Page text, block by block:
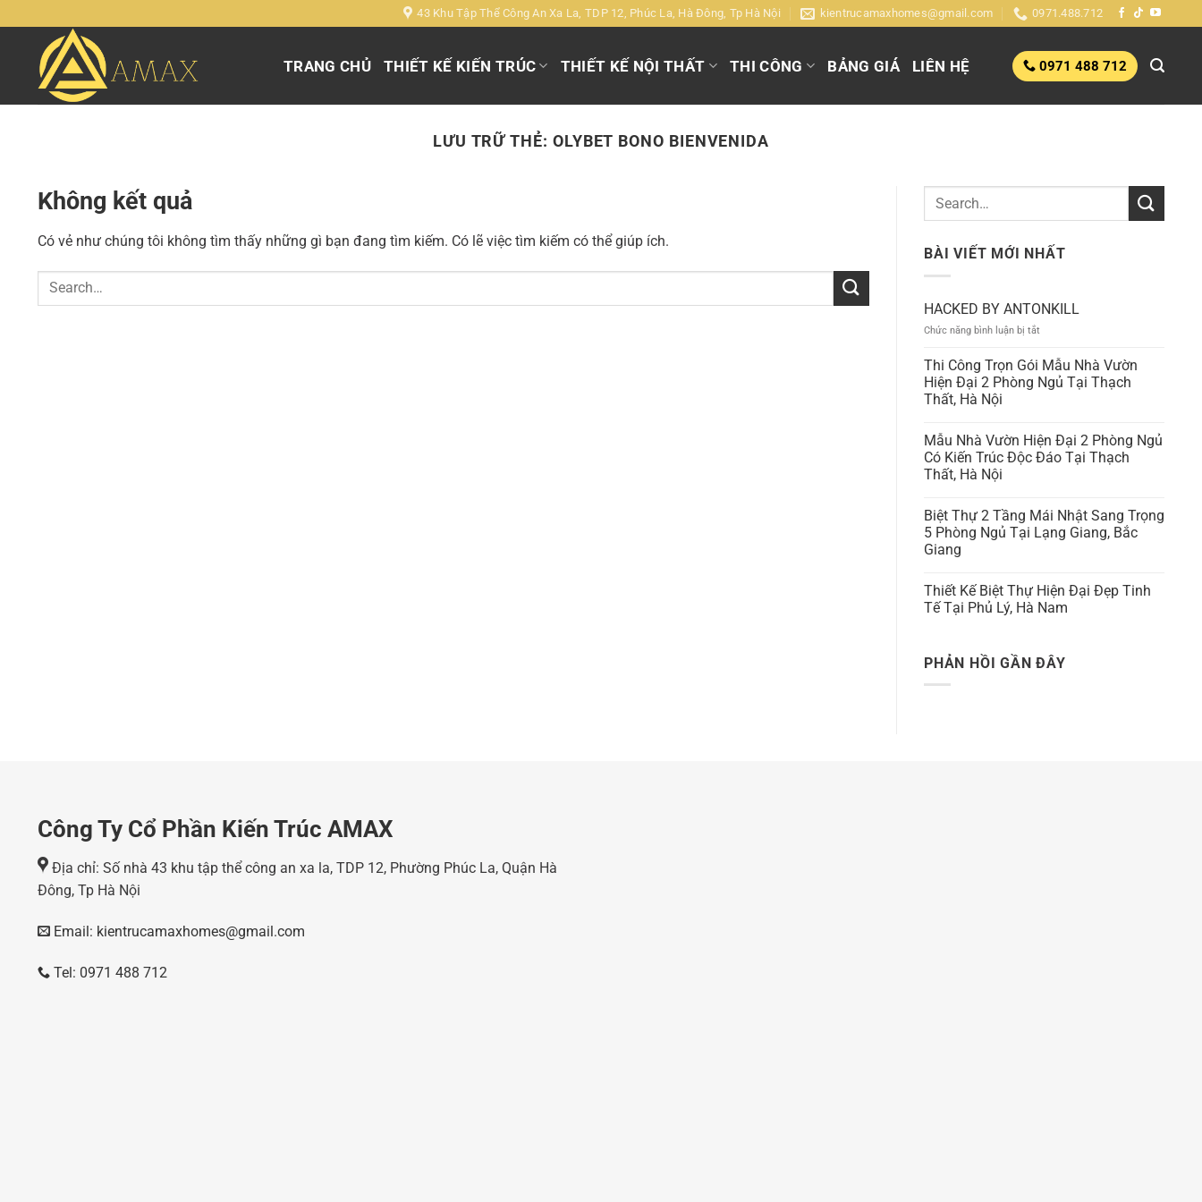
đến
43 Khu Tập Thể Công An Xa La, TDP 12, Phúc La, Hà Đông, Tp Hà Nội kientrucamaxhomes@gmail.com 0971.488.712
TRANG CHỦ THIẾT KẾ KIẾN TRÚC THIẾT KẾ NỘI THẤT THI CÔNG BẢNG GIÁ LIÊN HỆ 0971 488 712
LƯU TRỮ THẺ: OLYBET BONO BIENVENIDA
Không kết quả
Có vẻ như chúng tôi không tìm thấy những gì bạn đang tìm kiếm. Có lẽ việc tìm kiếm có thể giúp ích.
BÀI VIẾT MỚI NHẤT
HACKED BY ANTONKILL
Chức năng bình luận bị tắt
BY
ANTONKILL
Thi Công Trọn Gói Mẫu Nhà Vườn
Hiện Đại 2 Phòng Ngủ Tại Thạch
Thất, Hà Nội
Mẫu Nhà Vườn Hiện Đại 2 Phòng Ngủ
Có Kiến Trúc Độc Đáo Tại Thạch
Thất, Hà Nội
Biệt Thự 2 Tầng Mái Nhật Sang Trọng
5 Phòng Ngủ Tại Lạng Giang, Bắc
Giang
Thiết Kế Biệt Thự Hiện Đại Đẹp Tinh
Tế Tại Phủ Lý, Hà Nam
PHẢN HỒI GẦN ĐÂY
Công Ty Cổ Phần Kiến Trúc AMAX
Địa chỉ: Số nhà 43 khu tập thể công an xa la, TDP 12, Phường Phúc La, Quận Hà
Đông, Tp Hà Nội
Email: kientrucamaxhomes@gmail.com
Tel: 0971 488 712